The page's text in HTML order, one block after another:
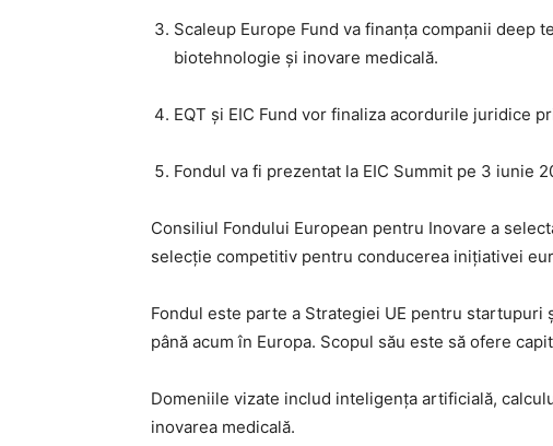
Scaleup Europe Fund va finanța companii deep
biotehnologie și inovare medicală.
EQT și EIC Fund vor finaliza acordurile juridice
Fondul va fi prezentat la EIC Summit pe 3 iunie
Consiliul Fondului European pentru Inovare a
selecție competitiv pentru conducerea inițiativei
Fondul este parte a Strategiei UE pentru
până acum în Europa. Scopul său este să ofere
Domeniile vizate includ inteligența artificială,
inovarea medicală.